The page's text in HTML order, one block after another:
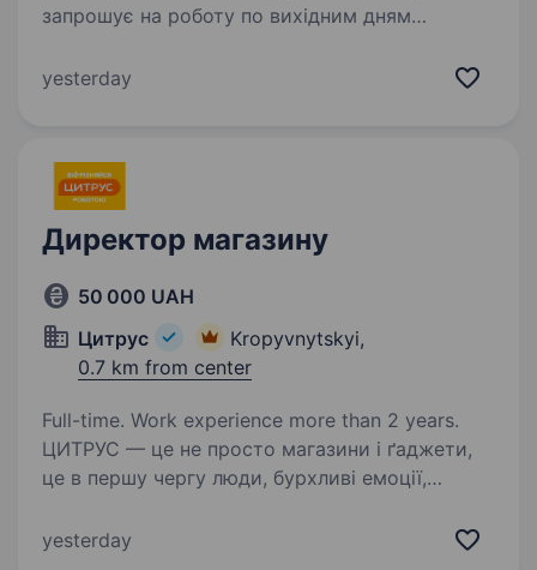
запрошує на роботу по вихідним дням
+ премія, розмір якої залежить від успішності
yesterday
Директор магазину
50 000 UAH
Цитрус
Kropyvnytskyi,
0.7 km from center
Full-time. Work experience more than 2 years.
ЦИТРУС — це не просто магазини і ґаджети,
це в першу чергу люди, бурхливі емоції,
Ми створюємо середовище, де кожен може
yesterday